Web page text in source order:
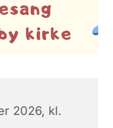
2026, kl.